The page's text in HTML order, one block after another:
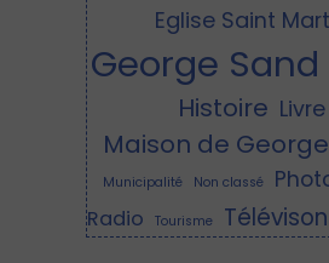
Eglise Saint
George Sand
Histoire Livre
Maison de
Municipalité Non classé
Radio Tourisme Télévison